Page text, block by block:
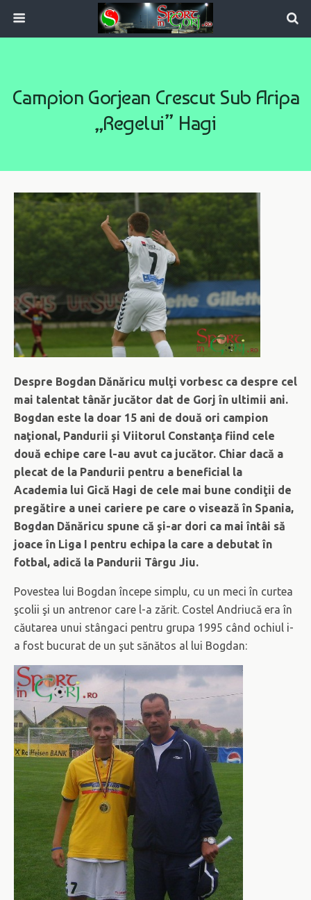
Campion Gorjean Crescut Sub Aripa
„regelui” Hagi
Despre Bogdan Dănăricu mulţi vorbesc ca despre cel
mai talentat tânăr jucător dat de Gorj în ultimii ani.
Bogdan este la doar 15 ani de două ori campion
naţional, Pandurii şi Viitorul Constanţa fiind cele
două echipe care l-au avut ca jucător. Chiar dacă a
plecat de la Pandurii pentru a beneficial la
Academia lui Gică Hagi de cele mai bune condiţii de
pregătire a unei cariere pe care o visează în Spania,
Bogdan Dănăricu spune că şi-ar dori ca mai întâi să
joace în Liga I pentru echipa la care a debutat în
fotbal, adică la Pandurii Târgu Jiu.
Povestea lui Bogdan începe simplu, cu un meci în curtea
şcolii şi un antrenor care l-a zărit. Costel Andriucă era în
căutarea unui stângaci pentru grupa 1995 când ochiul i-
a fost bucurat de un şut sănătos al lui Bogdan: